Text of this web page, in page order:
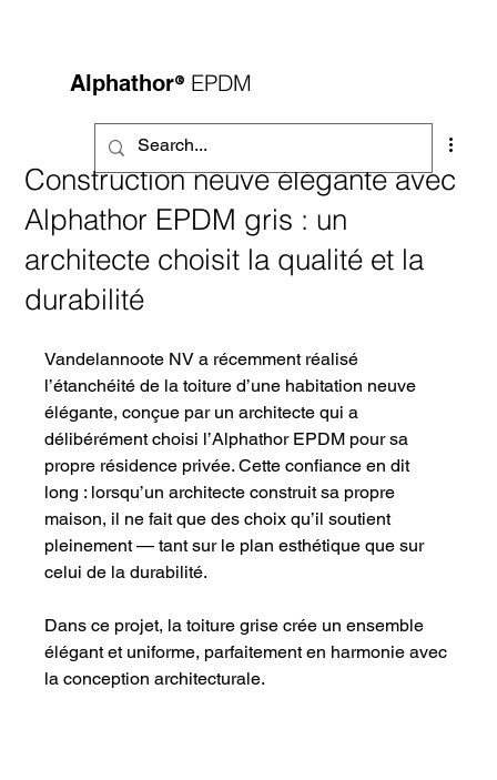
Alphathor® EPDM
Construction neuve élégante avec
Alphathor EPDM gris : un
architecte choisit la qualité et la
durabilité
Vandelannoote NV a récemment réalisé
l’étanchéité de la toiture d’une habitation neuve
élégante, conçue par un architecte qui a
délibérément choisi l’Alphathor EPDM pour sa
propre résidence privée. Cette confiance en dit
long : lorsqu’un architecte construit sa propre
maison, il ne fait que des choix qu’il soutient
pleinement — tant sur le plan esthétique que sur
celui de la durabilité.
Dans ce projet, la toiture grise crée un ensemble
élégant et uniforme, parfaitement en harmonie avec
la conception architecturale.